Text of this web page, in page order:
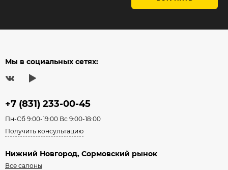
Мы в социальных сетях:
+7 (831) 233-00-45
Пн-Сб 9:00-19:00 Вс 9:00-18:00
Получить консультацию
Нижний Новгород, Сормовский рынок
Все салоны